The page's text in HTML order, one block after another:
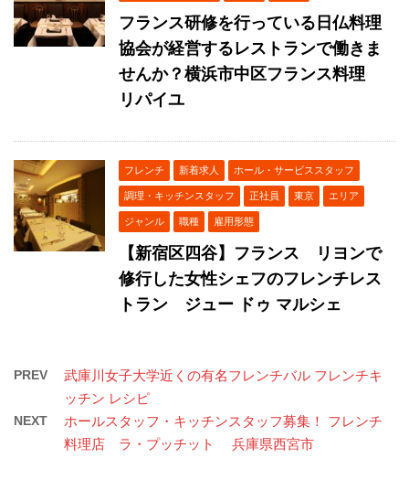
フランス研修を行っている日仏料理
協会が経営するレストランで働きま
せんか？横浜市中区フランス料理
リパイユ
フレンチ 新着求人 ホール・サービススタッフ
調理・キッチンスタッフ 正社員 東京 エリア
ジャンル 職種 雇用形態
【新宿区四谷】フランス リヨンで
修行した女性シェフのフレンチレス
トラン ジュー ドゥ マルシェ
PREV
武庫川女子大学近くの有名フレンチバル フレンチキ
ッチン レシピ
NEXT
ホールスタッフ・キッチンスタッフ募集！ フレンチ
料理店 ラ・プッチット 兵庫県西宮市